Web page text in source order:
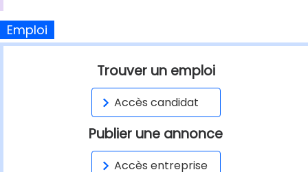
Emploi
Trouver un emploi
Accès candidat
Publier une annonce
Accès entreprise